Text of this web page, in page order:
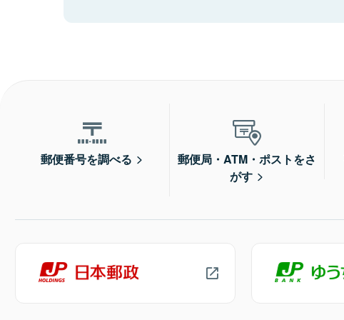
郵便番号を調べる
郵便局・ATM・ポストをさ
がす